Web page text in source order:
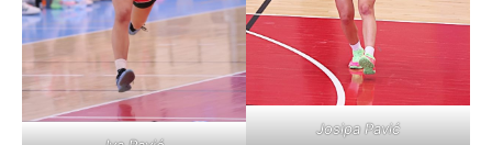
Josipa Pavić